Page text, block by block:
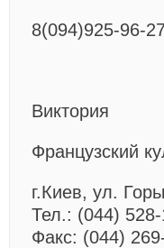
8(094)925-96-
Виктория
Французский
г.Киев, ул.
Тел.: (044)
Факс: (044)